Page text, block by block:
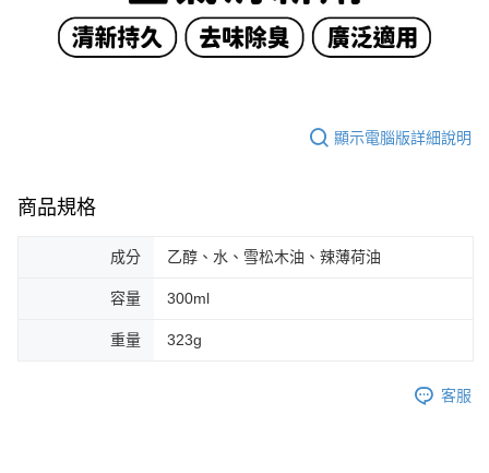
顯示電腦版詳細說明
商品規格
成分 乙醇、水、雪松木油、辣薄荷油
容量 300ml
重量 323g
客服